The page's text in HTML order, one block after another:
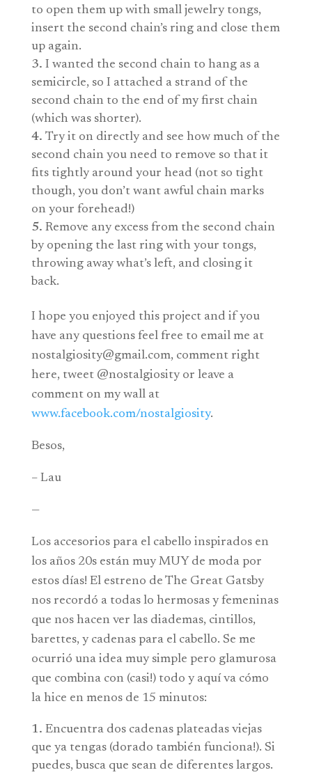
to open them up with small jewelry tongs,
insert the second chain’s ring and close them
up again.
I wanted the second chain to hang as a
semicircle, so I attached a strand of the
second chain to the end of my first chain
(which was shorter).
Try it on directly and see how much of the
second chain you need to remove so that it
fits tightly around your head (not so tight
though, you don’t want awful chain marks
on your forehead!)
Remove any excess from the second chain
by opening the last ring with your tongs,
throwing away what’s left, and closing it
back.
I hope you enjoyed this project and if you
have any questions feel free to email me at
nostalgiosity@gmail.com, comment right
here, tweet @nostalgiosity or leave a
comment on my wall at
www.facebook.com/nostalgiosity.
Besos,
– Lau
—
Los accesorios para el cabello inspirados en
los años 20s están muy MUY de moda por
estos días! El estreno de The Great Gatsby
nos recordó a todas lo hermosas y femeninas
que nos hacen ver las diademas, cintillos,
barettes, y cadenas para el cabello. Se me
ocurrió una idea muy simple pero glamurosa
que combina con (casi!) todo y aquí va cómo
la hice en menos de 15 minutos:
Encuentra dos cadenas plateadas viejas
que ya tengas (dorado también funciona!). Si
puedes, busca que sean de diferentes largos.